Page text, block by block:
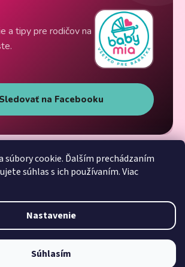
súbory cookie. Ďalším prechádzaním
súhlas s ich používaním. Viac
Nastavenie
Súhlasím
a tipy pre rodičov na
Sledovať na Facebooku
Vytvoril Shoptet